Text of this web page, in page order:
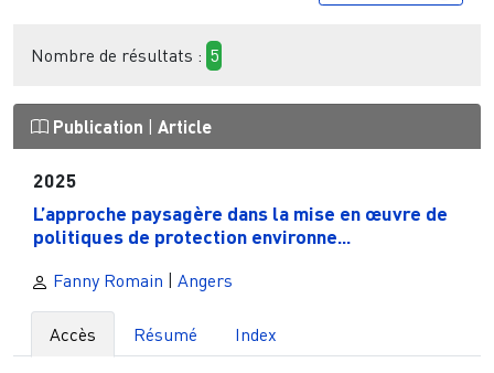
Nombre de résultats : 5
Publication Article
2025
L’approche paysagère dans la mise en œuvre de
politiques de protection environne...
Fanny Romain | Angers
Accès Résumé Index